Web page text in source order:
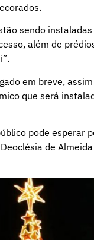
sendo
além de
em breve,
que será
pode esperar
de